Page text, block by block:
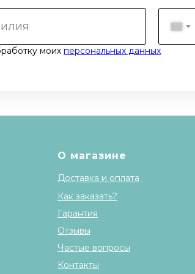
моих персональных данных
О магазине
Доставка и оплата
Как заказать?
Гарантия
Отзывы
Частые вопросы
Контакты